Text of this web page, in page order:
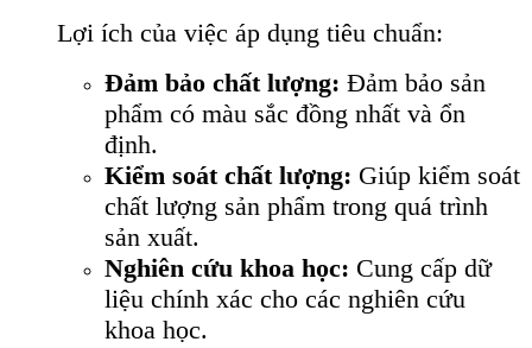
Lợi ích của việc áp dụng tiêu chuẩn:
Đảm bảo chất lượng: Đảm bảo sản
phẩm có màu sắc đồng nhất và ổn
định.
Kiểm soát chất lượng: Giúp kiểm soát
chất lượng sản phẩm trong quá trình
sản xuất.
Nghiên cứu khoa học: Cung cấp dữ
liệu chính xác cho các nghiên cứu
khoa học.